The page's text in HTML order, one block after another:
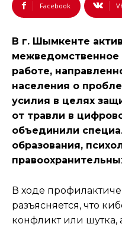
Facebook
В г. Шымкенте
межведомственное
работе,
населения о
усилия в целях
от травли в
объединили
образования,
В ходе
разъясняется, что
конфликт или шутка,